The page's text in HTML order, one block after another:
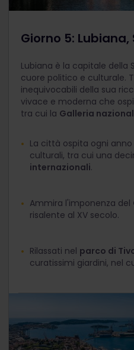
Giorno 5: Lubiana,
Lubiana è la capitale della
cuore politico e culturale.
inequivocabili della sua
vivace e moderna che
tra cui la Galleria
La città ospita ogni
culturali, tra cui una
internazionali.
Ammira l'imponenza del
risalente al XV secolo.
Rilassati nel parco di
curatissimi giardini, nel